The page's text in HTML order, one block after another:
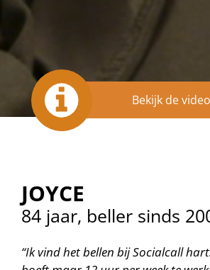
Bekijk de video
JOYCE
84 jaar, beller sinds
“Ik vind het bellen bij Socialcall